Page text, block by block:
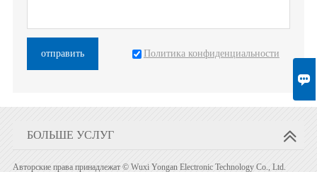

отправить Политика конфиденциальности
БОЛЬШЕ УСЛУГ
Авторские права принадлежат © Wuxi Yongan Electronic Technology Co., Ltd.